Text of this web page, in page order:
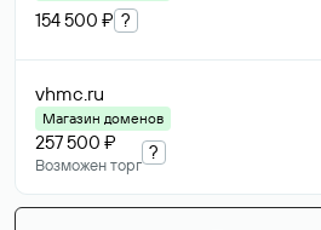
154 500 ₽ ?
vhmc.ru
Магазин доменов
257 500 ₽
Возможен торг
?